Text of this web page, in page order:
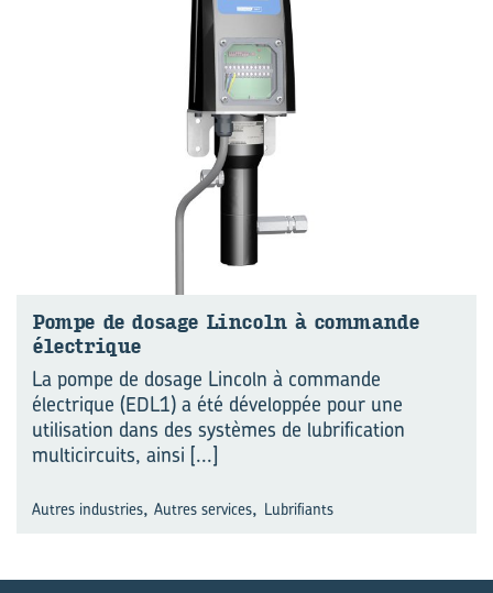
Pompe de do­sage Lin­coln à com­mande
élec­trique
La pompe de dosage Lincoln à commande
électrique (EDL1) a été développée pour une
utilisation dans des systèmes de lubrification
multicircuits, ainsi [...]
Autres industries, Autres services, Lubrifiants